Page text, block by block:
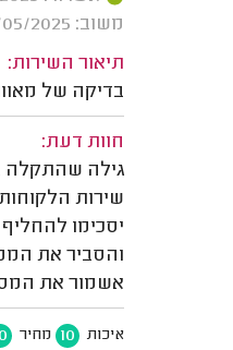
משוב: 28/05/2025
תיאור השירות:
בדיקה של
חוות דעת:
גילה שהתקלה
שירות
יסכימו
והסביר את
אשמור את
איכות 10 מחיר